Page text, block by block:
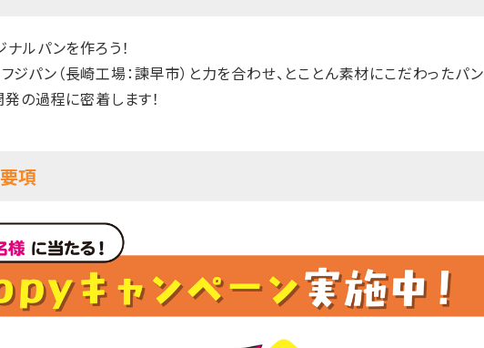
ルパンを作ろう！
ジパン（長崎工場：諫早市）と力を合わせ、とことん素材にこだわったパン
発の過程に密着します！
項